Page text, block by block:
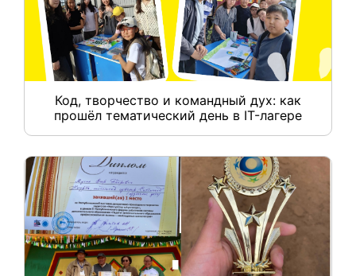
Код, творчество и командный дух: как
прошёл тематический день в IT-лагере